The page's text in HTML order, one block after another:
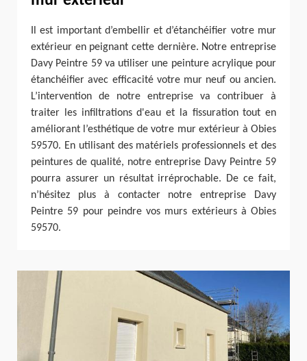
Il est important d’embellir et d’étanchéifier votre mur
extérieur en peignant cette dernière. Notre entreprise
Davy Peintre 59 va utiliser une peinture acrylique pour
étanchéifier avec efficacité votre mur neuf ou ancien.
L’intervention de notre entreprise va contribuer à
traiter les infiltrations d'eau et la fissuration tout en
améliorant l’esthétique de votre mur extérieur à Obies
59570. En utilisant des matériels professionnels et des
peintures de qualité, notre entreprise Davy Peintre 59
pourra assurer un résultat irréprochable. De ce fait,
n’hésitez plus à contacter notre entreprise Davy
Peintre 59 pour peindre vos murs extérieurs à Obies
59570.